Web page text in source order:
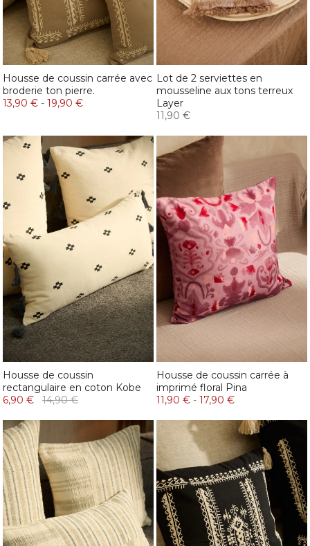
Housse de coussin carrée avec
broderie ton pierre.
13,90 € - 19,90 €
Lot de 2 serviettes en
mousseline aux tons terreux
Layer
11,90 €
Housse de coussin
rectangulaire en coton Kobe
6,90 €
14,90 €
Housse de coussin carrée à
imprimé floral Pina
11,90 € - 17,90 €